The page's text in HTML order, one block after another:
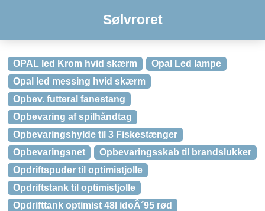
Sølvroret
OPAL led Krom hvid skærm
Opal Led lampe
Opal led messing hvid skærm
Opbev. futteral fanestang
Opbevaring af spilhåndtag
Opbevaringshylde til 3 Fiskestænger
Opbevaringsnet
Opbevaringsskab til brandslukker
Opdriftspuder til optimistjolle
Opdriftstank til optimistjolle
Opdrifttank optimist 48l idoÂ´95 rød